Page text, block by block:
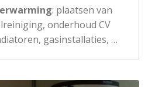
: plaatsen van
onderhoud CV
gasinstallaties, …